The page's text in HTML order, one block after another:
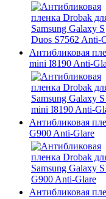
Антибликовая
mini I8190 Anti-
Антибликовая
G900 Anti-Glare
Антибликовая